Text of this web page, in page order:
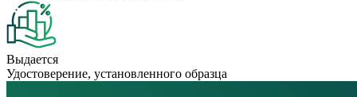
Выдается
Удостоверение, установленного образца